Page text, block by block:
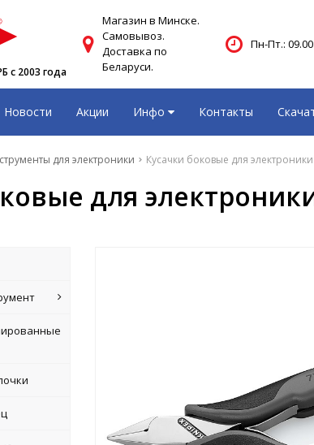
с 2003 года
Магазин в Минске.
Самовывоз.
Доставка по
Беларуси.
Пн-Пт.:
Новости Акции Инфо Контакты
для электроники Кусачки боковые для
для